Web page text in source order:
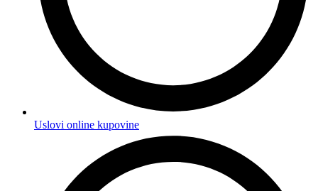
Uslovi online kupovine